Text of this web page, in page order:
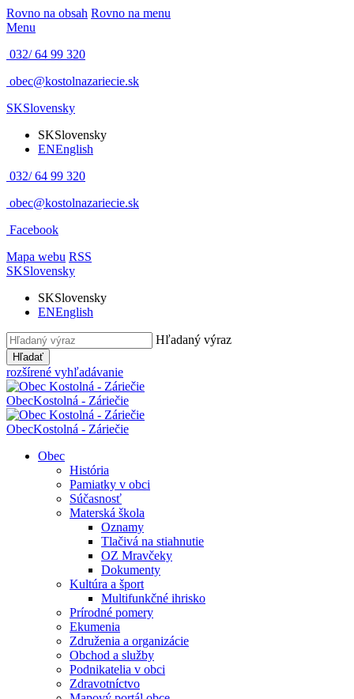
Rovno na obsah Rovno na menu
Menu
032/ 64 99 320
obec@kostolnazariecie.sk
SKSlovensky
SKSlovensky
ENEnglish
032/ 64 99 320
obec@kostolnazariecie.sk
Facebook
Mapa webu RSS
SKSlovensky
SKSlovensky
ENEnglish
Hľadaný výraz
Hľadať
rozšírené vyhľadávanie
ObecKostolná - Záriečie
ObecKostolná - Záriečie
Obec
História
Pamiatky v obci
Súčasnosť
Materská škola
Oznamy
Tlačivá na stiahnutie
OZ Mravčeky
Dokumenty
Kultúra a šport
Multifunkčné ihrisko
Prírodné pomery
Ekumenia
Združenia a organizácie
Obchod a služby
Podnikatelia v obci
Zdravotníctvo